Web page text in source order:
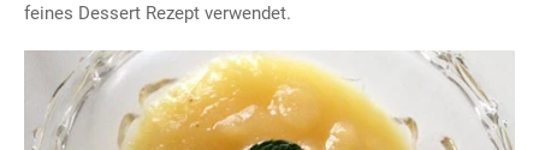
feines Dessert Rezept verwendet.